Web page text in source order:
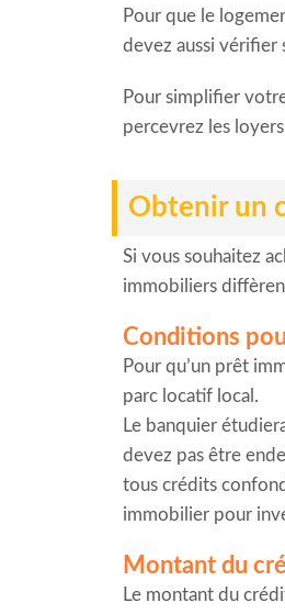
Pour que le
devez aussi vérifier
Pour simplifier
percevrez les
Obtenir un
Si vous souhaitez
immobiliers
Conditions
Pour qu’un prêt
parc locatif local.
Le banquier
devez pas être
tous crédits
immobilier pour
Montant du
Le montant du